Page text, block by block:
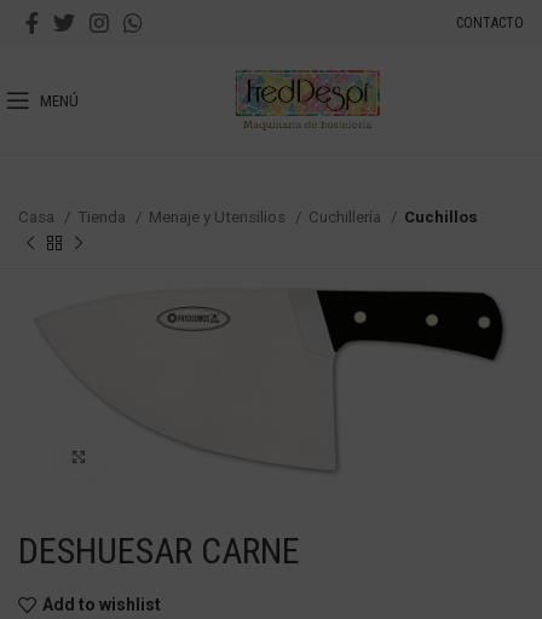
CONTACTO
MENÚ
Casa Tienda Menaje y Utensilios Cuchillería Cuchillos
DESHUESAR CARNE
Add to wishlist